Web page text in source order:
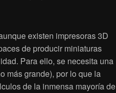
existen impresoras 3D
de producir miniaturas
Para ello, se necesita una
más grande), por lo que la
de la inmensa mayoría de